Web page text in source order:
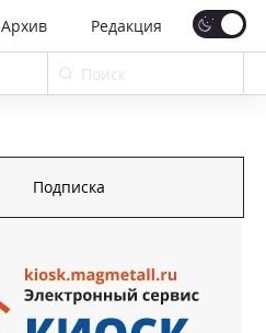
Архив Редакция
Подписка